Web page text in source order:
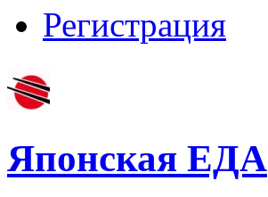
Регистрация
Японская ЕДА